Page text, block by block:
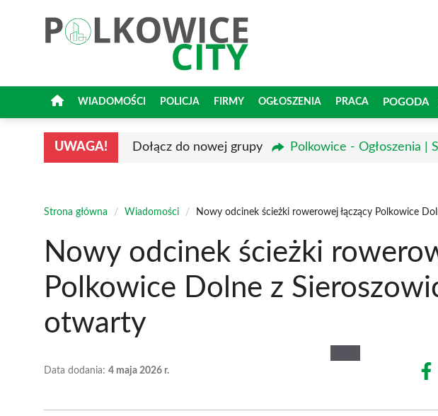
WIADOMOŚCI POLICJA FIRMY OGŁOSZENIA PRACA POGODA
UWAGA! Dołącz do nowej grupy Polkowice - Ogłoszenia |
Strona główna / Wiadomości / Nowy odcinek ścieżki rowerowej łączący Polkowice
Nowy odcinek ścieżki
Polkowice Dolne z
otwarty
Data dodania: 4 maja 2026 r.